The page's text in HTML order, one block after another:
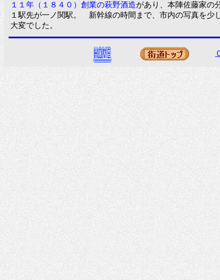
１１年（１８４０）創業の萩野酒造があり、本陣佐藤家
１駅先が一ノ関駅。 新幹線の時間まで、市内の写真を
大変でした。